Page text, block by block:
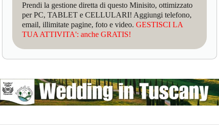
Prendi la gestione diretta di questo Minisito, ottimizzato
per PC, TABLET e CELLULARI! Aggiungi telefono,
email, illimitate pagine, foto e video.GESTISCI LA
TUA ATTIVITA': anche GRATIS!